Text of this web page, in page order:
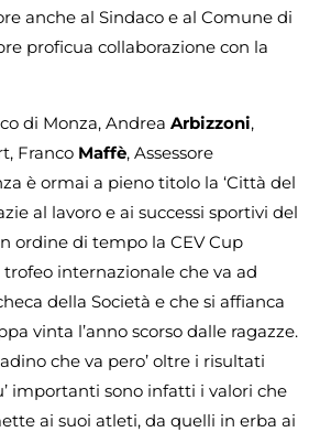
anche al Sindaco e al Comune di
proficua collaborazione con la
di Monza, Andrea Arbizzoni,
Franco Maffè, Assessore
è ormai a pieno titolo la ‘Città del
al lavoro e ai successi sportivi del
ordine di tempo la CEV Cup
internazionale che va ad
della Società e che si affianca
vinta l’anno scorso dalle ragazze.
che va pero’ oltre i risultati
importanti sono infatti i valori che
ai suoi atleti, da quelli in erba ai